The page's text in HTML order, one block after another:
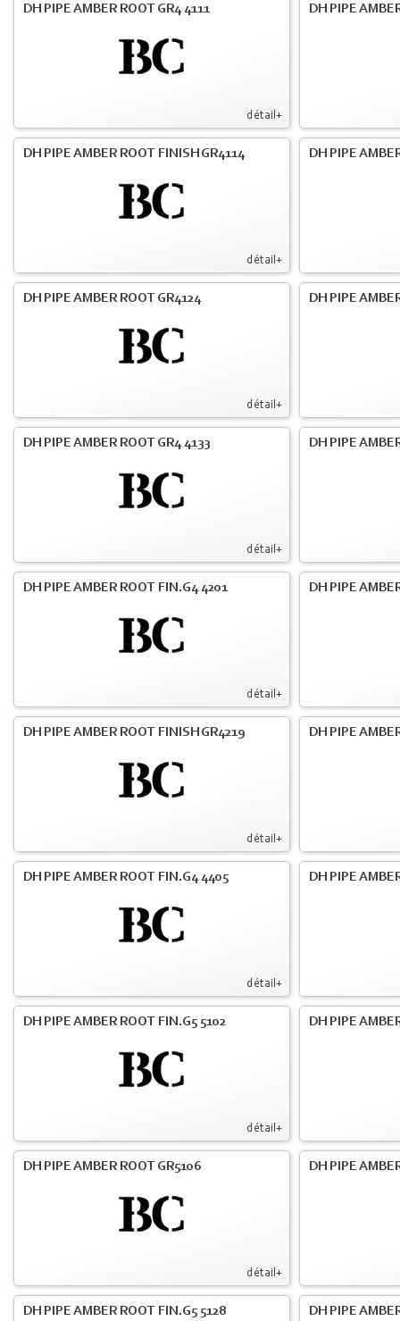
détail+
DH PIPE AMBER ROOT GR4 4111 DH PIPE
détail+
DH PIPE AMBER ROOT FINISH GR4114 DH PIPE
détail+
DH PIPE AMBER ROOT GR4124 DH PIPE
détail+
DH PIPE AMBER ROOT GR4 4133 DH PIPE
détail+
DH PIPE AMBER ROOT FIN.G4 4201 DH PIPE
détail+
DH PIPE AMBER ROOT FINISH GR4219 DH PIPE
détail+
DH PIPE AMBER ROOT FIN.G4 4405 DH PIPE
détail+
DH PIPE AMBER ROOT FIN.G5 5102 DH PIPE
détail+
DH PIPE AMBER ROOT GR5106 DH PIPE
DH PIPE AMBER ROOT FIN.G5 5128 DH PIPE